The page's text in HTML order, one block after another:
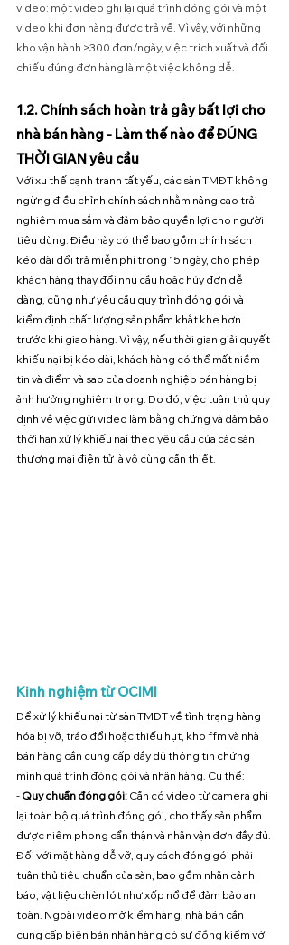
video: một video ghi lại quá trình đóng gói và một
video khi đơn hàng được trả về. Vì vậy, với những
kho vận hành >300 đơn/ngày, việc trích xuất và đối
chiếu đúng đơn hàng là một việc không dễ.
1.2. Chính sách hoàn trả gây bất lợi cho
nhà bán hàng - Làm thế nào để ĐÚNG
THỜI GIAN yêu cầu
Với xu thế cạnh tranh tất yếu, các sàn TMĐT không
ngừng điều chỉnh chính sách nhằm nâng cao trải
nghiệm mua sắm và đảm bảo quyền lợi cho người
tiêu dùng. Điều này có thể bao gồm chính sách
kéo dài đổi trả miễn phí trong 15 ngày, cho phép
khách hàng thay đổi nhu cầu hoặc hủy đơn dễ
dàng, cũng như yêu cầu quy trình đóng gói và
kiểm định chất lượng sản phẩm khắt khe hơn
trước khi giao hàng. Vì vậy, nếu thời gian giải quyết
khiếu nại bị kéo dài, khách hàng có thể mất niềm
tin và điểm và sao của doanh nghiệp bán hàng bị
ảnh hưởng nghiêm trọng. Do đó, việc tuân thủ quy
định về việc gửi video làm bằng chứng và đảm bảo
thời hạn xử lý khiếu nại theo yêu cầu của các sàn
thương mại điện tử là vô cùng cần thiết.
Kinh nghiệm từ OCIMI
Để xử lý khiếu nại từ sàn TMĐT về tình trạng hàng
hóa bị vỡ, tráo đổi hoặc thiếu hụt, kho ffm và nhà
bán hàng cần cung cấp đầy đủ thông tin chứng
minh quá trình đóng gói và nhận hàng. Cụ thể:
- Quy chuẩn đóng gói: Cần có video từ camera ghi
lại toàn bộ quá trình đóng gói, cho thấy sản phẩm
được niêm phong cẩn thận và nhãn vận đơn đầy đủ.
Đối với mặt hàng dễ vỡ, quy cách đóng gói phải
tuân thủ tiêu chuẩn của sàn, bao gồm nhãn cảnh
báo, vật liệu chèn lót như xốp nổ để đảm bảo an
toàn. Ngoài video mở kiểm hàng, nhà bán cần
cung cấp biên bản nhận hàng có sự đồng kiểm với